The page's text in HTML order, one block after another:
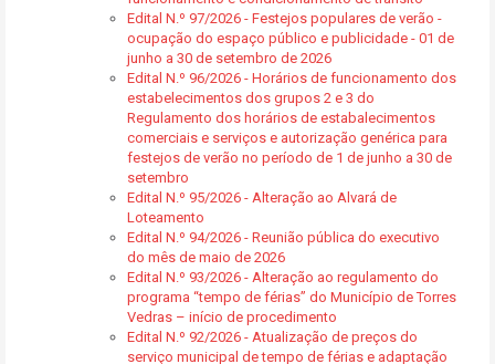
Edital N.º 97/2026 - Festejos populares de verão -
ocupação do espaço público e publicidade - 01 de
junho a 30 de setembro de 2026
Edital N.º 96/2026 - Horários de funcionamento dos
estabelecimentos dos grupos 2 e 3 do
Regulamento dos horários de estabalecimentos
comerciais e serviços e autorização genérica para
festejos de verão no período de 1 de junho a 30 de
setembro
Edital N.º 95/2026 - Alteração ao Alvará de
Loteamento
Edital N.º 94/2026 - Reunião pública do executivo
do mês de maio de 2026
Edital N.º 93/2026 - Alteração ao regulamento do
programa “tempo de férias” do Município de Torres
Vedras – início de procedimento
Edital N.º 92/2026 - Atualização de preços do
serviço municipal de tempo de férias e adaptação